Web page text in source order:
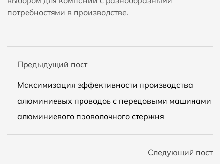
потребностями в производстве.
Предыдущий пост
Максимизация эффективности производства
алюминиевых проводов с передовыми машинами
алюминиевого проволочного стержня
Следующий пост